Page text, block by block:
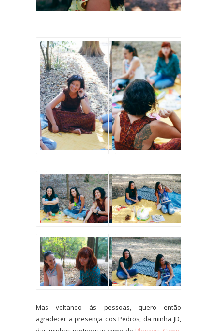
Mas voltando às pessoas, quero então
agradecer a presença dos Pedros, da minha JD,